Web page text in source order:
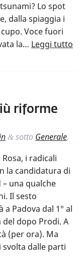
Lo spot
dalla spiaggia i
Voce fuori
la… Leggi tutto
riforme
& sotto Generale.
i radicali
la candidatura di
una qualche
Il sesto
Padova dal 1° al
del dopo Prodi. A
(per ora). Ma
svolta dalle parti